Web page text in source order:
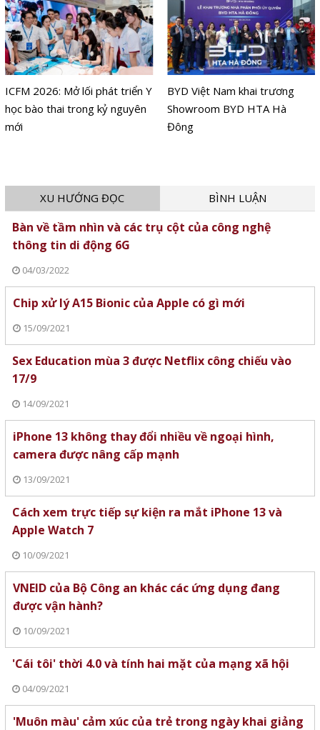
ICFM 2026: Mở lối phát triển Y
học bào thai trong kỷ nguyên
mới
BYD Việt Nam khai trương
Showroom BYD HTA Hà
Đông
XU HƯỚNG ĐỌC BÌNH LUẬN
Bàn về tầm nhìn và các trụ cột của công nghệ
thông tin di động 6G
04/03/2022
Chip xử lý A15 Bionic của Apple có gì mới
15/09/2021
Sex Education mùa 3 được Netflix công chiếu vào
17/9
14/09/2021
iPhone 13 không thay đổi nhiều về ngoại hình,
camera được nâng cấp mạnh
13/09/2021
Cách xem trực tiếp sự kiện ra mắt iPhone 13 và
Apple Watch 7
10/09/2021
VNEID của Bộ Công an khác các ứng dụng đang
được vận hành?
10/09/2021
'Cái tôi' thời 4.0 và tính hai mặt của mạng xã hội
04/09/2021
'Muôn màu' cảm xúc của trẻ trong ngày khai giảng